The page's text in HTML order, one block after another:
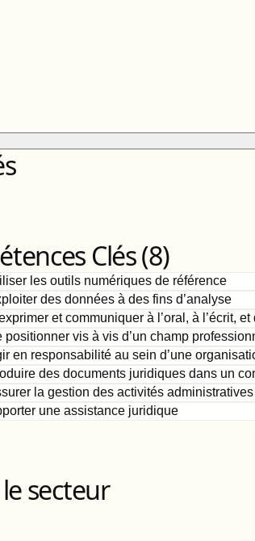
Clés (8)
les outils numériques de référence
des données à des fins d’analyse
et communiquer à l’oral, à l’écrit,
positionner vis à vis d’un champ
en responsabilité au sein d’une
des documents juridiques dans un
la gestion des activités administratives
une assistance juridique
secteur